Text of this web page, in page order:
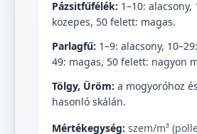
Pázsitfűfélék: 1–10: alacsony,
közepes, 50 felett: magas.
Parlagfű: 1–9: alacsony,
49: magas, 50 felett: nagyon
Tölgy, Üröm: a mogyoróhoz
hasonló skálán.
Mértékegység: szem/m³